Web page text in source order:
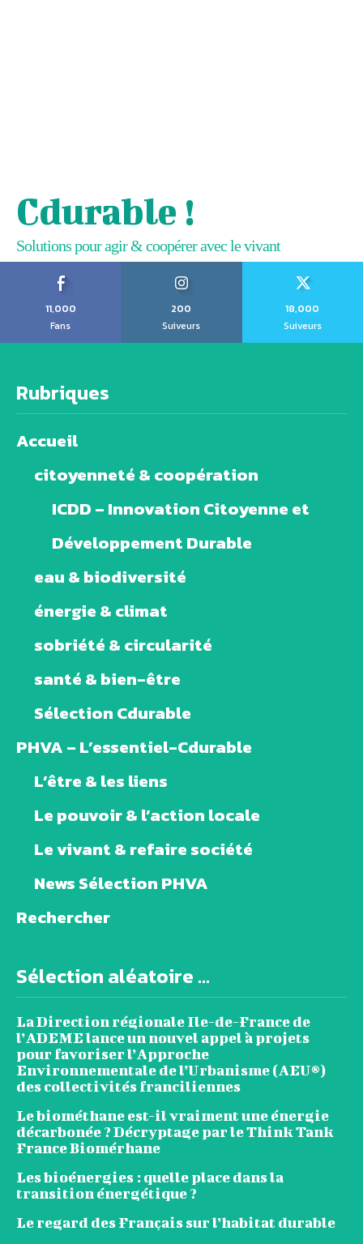
Cdurable !
Solutions pour agir & coopérer avec le vivant
11,000
Fans
200
Suiveurs
18,000
Suiveurs
Rubriques
Accueil
citoyenneté & coopération
ICDD – Innovation Citoyenne et
Développement Durable
eau & biodiversité
énergie & climat
sobriété & circularité
santé & bien-être
Sélection Cdurable
PHVA – L’essentiel-Cdurable
L’être & les liens
Le pouvoir & l’action locale
Le vivant & refaire société
News Sélection PHVA
Rechercher
Sélection aléatoire ...
La Direction régionale Ile-de-France de
l’ADEME lance un nouvel appel à projets
pour favoriser l’Approche
Environnementale de l’Urbanisme (AEU®)
des collectivités franciliennes
Le biométhane est-il vraiment une énergie
décarbonée ? Décryptage par le Think Tank
France Biomérhane
Les bioénergies : quelle place dans la
transition énergétique ?
Le regard des Français sur l’habitat durable